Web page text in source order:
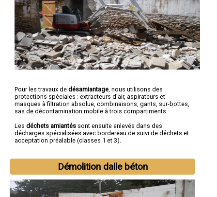
Pour les travaux de désamiantage, nous utilisons des
protections spéciales : extracteurs d'air, aspirateurs et
masques à filtration absolue, combinaisons, gants, sur-bottes,
sas de décontamination mobile à trois compartiments.
Les déchets amiantés sont ensuite enlevés dans des
décharges spécialisées avec bordereau de suivi de déchets et
acceptation préalable (classes 1 et 3).
Démolition dalle béton